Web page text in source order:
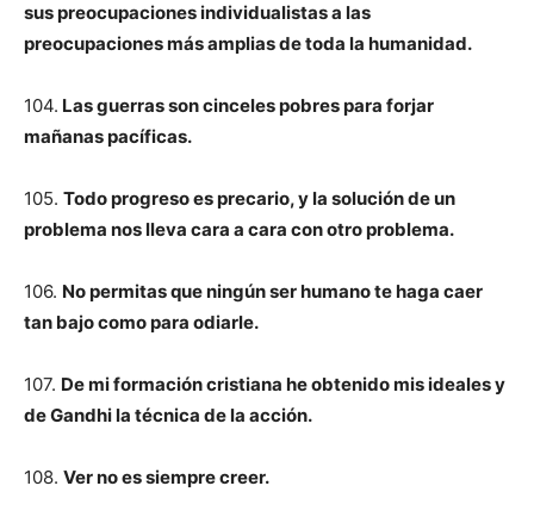
sus preocupaciones individualistas a las
preocupaciones más amplias de toda la humanidad.
104. Las guerras son cinceles pobres para forjar
mañanas pacíficas.
105. Todo progreso es precario, y la solución de un
problema nos lleva cara a cara con otro problema.
106. No permitas que ningún ser humano te haga caer
tan bajo como para odiarle.
107. De mi formación cristiana he obtenido mis ideales y
de Gandhi la técnica de la acción.
108. Ver no es siempre creer.